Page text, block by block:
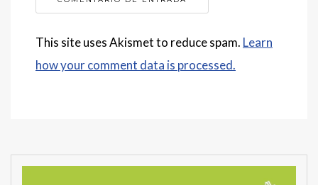
This site uses Akismet to reduce spam. Learn
how your comment data is processed.